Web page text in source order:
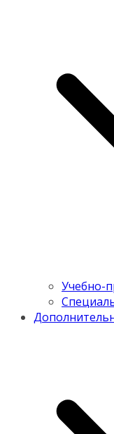
Учебно-